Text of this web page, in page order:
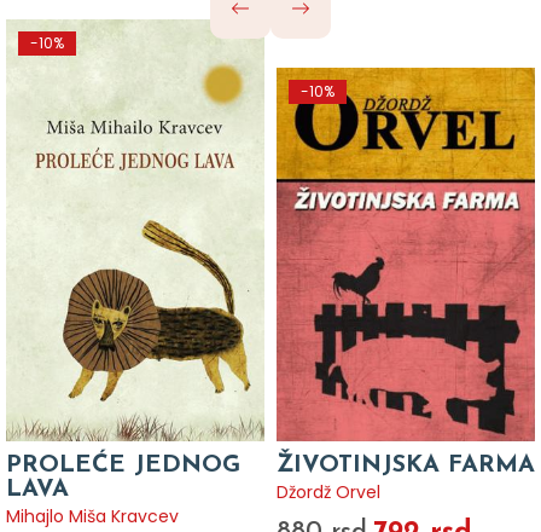
-10%
PROLEĆE JEDNOG
LAVA
Mihajlo Miša Kravcev
-10%
ŽIVOTINJSKA FARMA
Džordž Orvel